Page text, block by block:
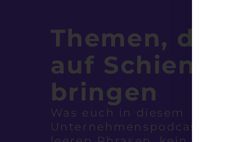
Themen, die
auf Schiene
bringen
Was euch in diesem
Unternehmenspodcast